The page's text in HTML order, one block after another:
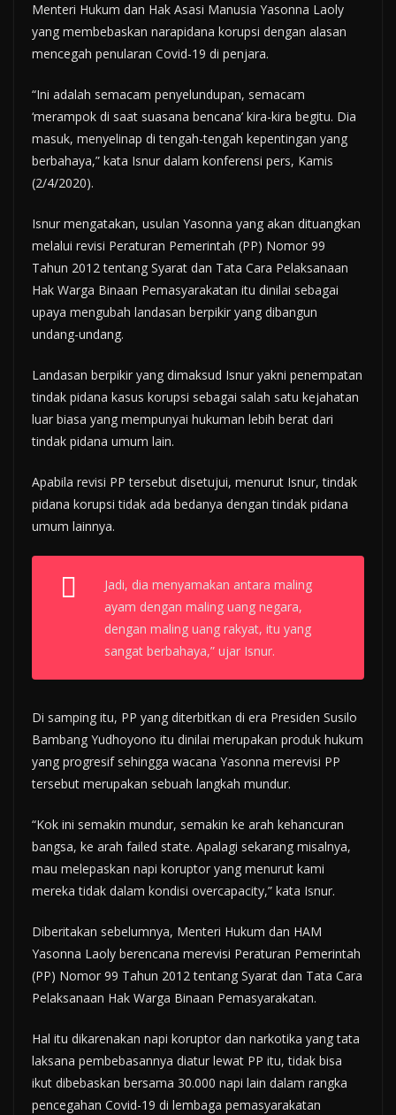
Menteri Hukum dan Hak Asasi Manusia Yasonna Laoly
yang membebaskan narapidana korupsi dengan alasan
mencegah penularan Covid-19 di penjara.
“Ini adalah semacam penyelundupan, semacam
‘merampok di saat suasana bencana’ kira-kira begitu. Dia
masuk, menyelinap di tengah-tengah kepentingan yang
berbahaya,” kata Isnur dalam konferensi pers, Kamis
(2/4/2020).
Isnur mengatakan, usulan Yasonna yang akan dituangkan
melalui revisi Peraturan Pemerintah (PP) Nomor 99
Tahun 2012 tentang Syarat dan Tata Cara Pelaksanaan
Hak Warga Binaan Pemasyarakatan itu dinilai sebagai
upaya mengubah landasan berpikir yang dibangun
undang-undang.
Landasan berpikir yang dimaksud Isnur yakni penempatan
tindak pidana kasus korupsi sebagai salah satu kejahatan
luar biasa yang mempunyai hukuman lebih berat dari
tindak pidana umum lain.
Apabila revisi PP tersebut disetujui, menurut Isnur, tindak
pidana korupsi tidak ada bedanya dengan tindak pidana
umum lainnya.
Jadi, dia menyamakan antara maling
ayam dengan maling uang negara,
dengan maling uang rakyat, itu yang
sangat berbahaya,” ujar Isnur.
Di samping itu, PP yang diterbitkan di era Presiden Susilo
Bambang Yudhoyono itu dinilai merupakan produk hukum
yang progresif sehingga wacana Yasonna merevisi PP
tersebut merupakan sebuah langkah mundur.
“Kok ini semakin mundur, semakin ke arah kehancuran
bangsa, ke arah failed state. Apalagi sekarang misalnya,
mau melepaskan napi koruptor yang menurut kami
mereka tidak dalam kondisi overcapacity,” kata Isnur.
Diberitakan sebelumnya, Menteri Hukum dan HAM
Yasonna Laoly berencana merevisi Peraturan Pemerintah
(PP) Nomor 99 Tahun 2012 tentang Syarat dan Tata Cara
Pelaksanaan Hak Warga Binaan Pemasyarakatan.
Hal itu dikarenakan napi koruptor dan narkotika yang tata
laksana pembebasannya diatur lewat PP itu, tidak bisa
ikut dibebaskan bersama 30.000 napi lain dalam rangka
pencegahan Covid-19 di lembaga pemasyarakatan